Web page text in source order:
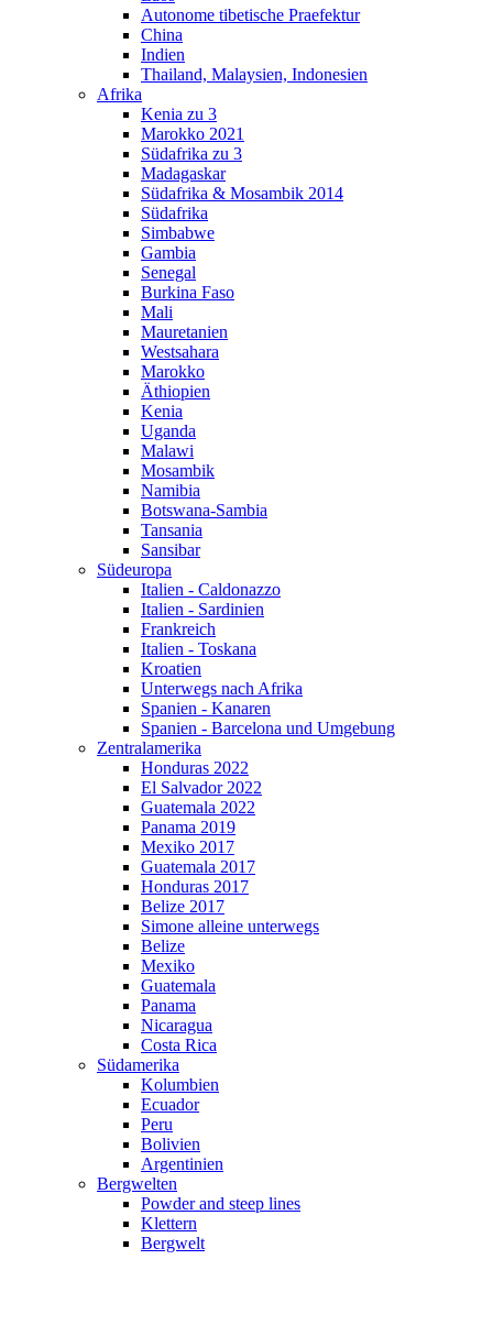
Autonome tibetische Praefektur
China
Indien
Thailand, Malaysien, Indonesien
Afrika
Kenia zu 3
Marokko 2021
Südafrika zu 3
Madagaskar
Südafrika & Mosambik 2014
Südafrika
Simbabwe
Gambia
Senegal
Burkina Faso
Mali
Mauretanien
Westsahara
Marokko
Äthiopien
Kenia
Uganda
Malawi
Mosambik
Namibia
Botswana-Sambia
Tansania
Sansibar
Südeuropa
Italien - Caldonazzo
Italien - Sardinien
Frankreich
Italien - Toskana
Kroatien
Unterwegs nach Afrika
Spanien - Kanaren
Spanien - Barcelona und Umgebung
Zentralamerika
Honduras 2022
El Salvador 2022
Guatemala 2022
Panama 2019
Mexiko 2017
Guatemala 2017
Honduras 2017
Belize 2017
Simone alleine unterwegs
Belize
Mexiko
Guatemala
Panama
Nicaragua
Costa Rica
Südamerika
Kolumbien
Ecuador
Peru
Bolivien
Argentinien
Bergwelten
Powder and steep lines
Klettern
Bergwelt